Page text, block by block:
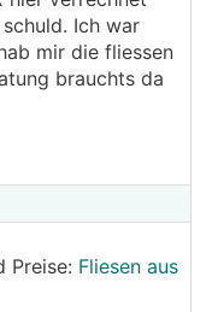
verhandeln
(die kennen
Geschäft)
45%
Vormittag
😂
und es
würd ich
Ich war
mir die fliessen
brauchts da
Preise: Fliesen aus